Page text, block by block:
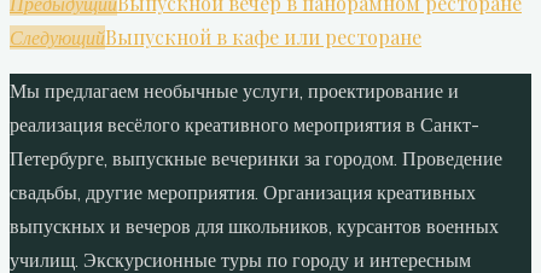
СледующийВыпускной в кафе или ресторане
Мы предлагаем необычные услуги, проектирование и
реализация весёлого креативного мероприятия в Санкт-
Петербурге, выпускные вечеринки за городом. Проведение
свадьбы, другие мероприятия. Организация креативных
выпускных и вечеров для школьников, курсантов военных
училищ. Экскурсионные туры по городу и интересным